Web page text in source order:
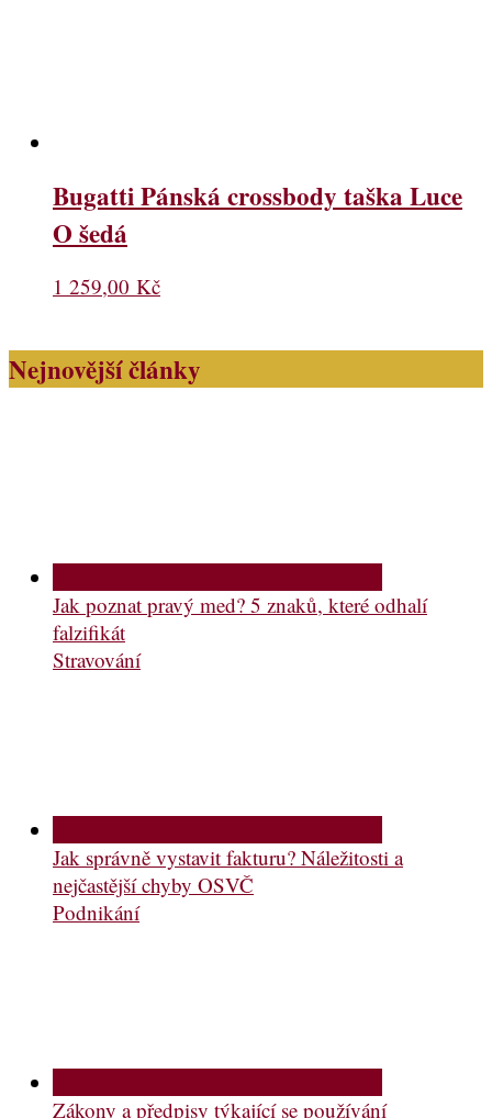
Bugatti Pánská crossbody taška Luce
O šedá
1 259,00 Kč
Nejnovější články
Jak poznat pravý med? 5 znaků, které odhalí
falzifikát
Stravování
Jak správně vystavit fakturu? Náležitosti a
nejčastější chyby OSVČ
Podnikání
Zákony a předpisy týkající se používání